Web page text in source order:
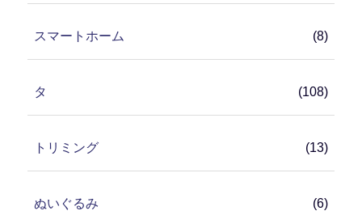
スマートホーム (8)
タ (108)
トリミング (13)
ぬいぐるみ (6)